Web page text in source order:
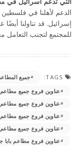
الدعم لأهلنا في فلسطين
إسرائيل. قد تناولنا
للمجتمع لتجنب التعامل
TAGS:
جميع المطاعم
عناوين فروع جميع
عناوين فروع جميع
عناوين فروع جميع
عناوين فروع جميع
عناوين فروع مطاعم